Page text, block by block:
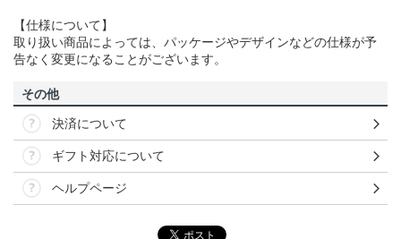
【仕様について】
取り扱い商品によっては、パッケージやデザインなどの仕様が予
告なく変更になることがございます。
その他
決済について
ギフト対応について
ヘルプページ